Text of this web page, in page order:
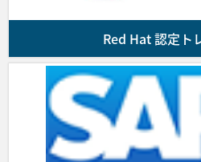
求書に記載された支払期日
定された銀行口座にコース
払を行うものとします。な
る諸費用はお客様の負担とし
前項の支払期限までに入金
お客様の受講をお断りする
Red Hat 認定ト